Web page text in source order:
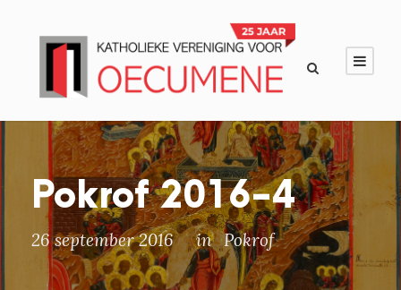
Pokrof 2016-4
26 september 2016 in Pokrof